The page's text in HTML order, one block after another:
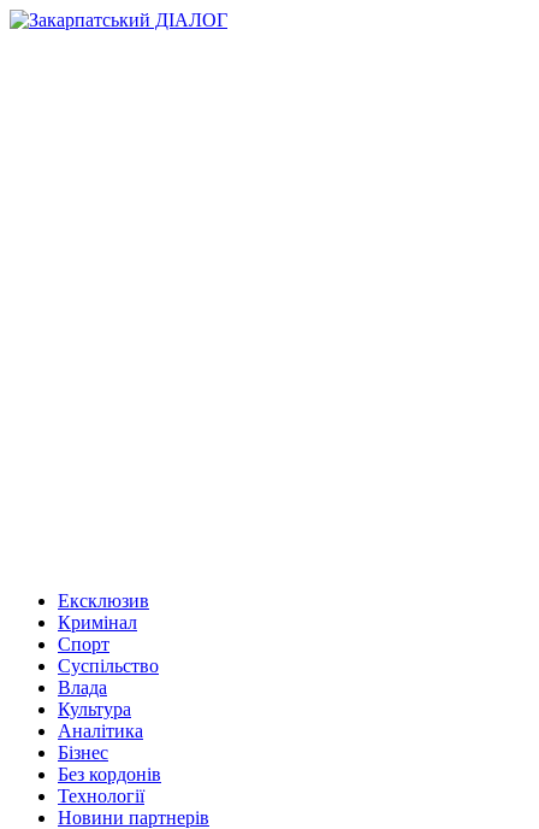
Ексклюзив
Кримінал
Спорт
Суспільство
Влада
Культура
Аналітика
Бізнес
Без кордонів
Технології
Новини партнерів